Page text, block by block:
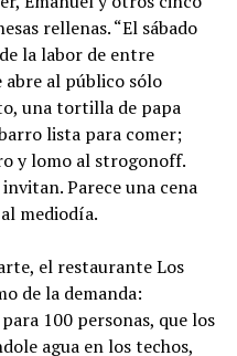
Emanuel y otros cinco
rellenas. “El sábado
la labor de entre
abre al público sólo
una tortilla de papa
lista para comer;
y lomo al strogonoff.
Parece una cena
mediodía.
el restaurante Los
de la demanda:
100 personas, que los